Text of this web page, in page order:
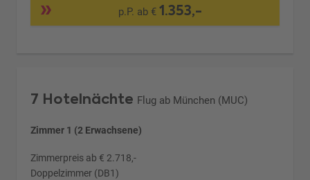
p.P. ab € 1.353,-
7 Hotelnächte Flug ab München (MUC)
Zimmer 1 (2 Erwachsene)
Zimmerpreis ab € 2.718,-
Doppelzimmer (DB1)